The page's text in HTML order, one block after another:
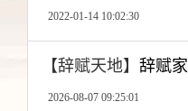
2022-01-14 10:02:30
【辞赋天地】 辞赋
2026-08-07 09:25:01